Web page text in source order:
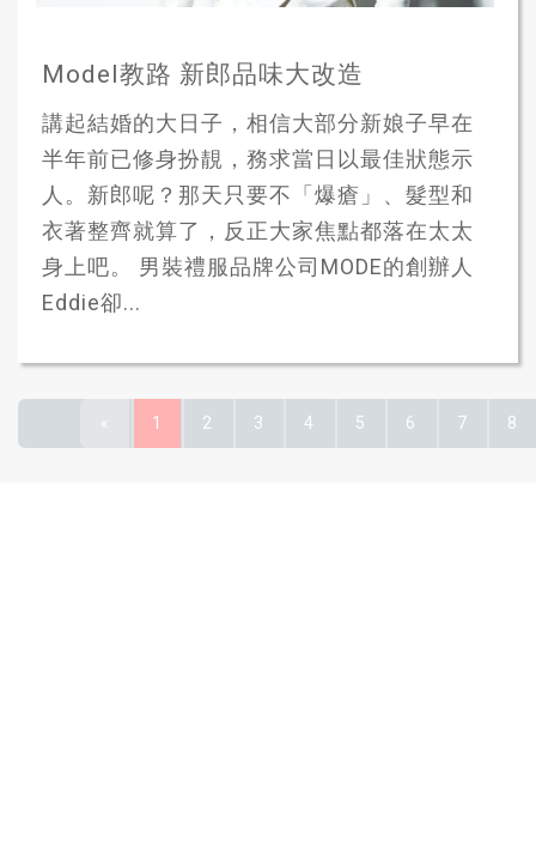
Model教路 新郎品味大改造
講起結婚的大日子，相信大部分新娘子早在
半年前已修身扮靚，務求當日以最佳狀態示
人。新郎呢？那天只要不「爆瘡」、髮型和
衣著整齊就算了，反正大家焦點都落在太太
身上吧。 男裝禮服品牌公司MODE的創辦人
Eddie卻...
« 1 2 3 4 5 6 7 8